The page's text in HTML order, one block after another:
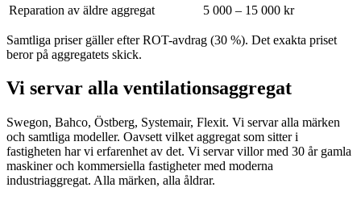
Reparation av äldre aggregat
5 000 – 15 000 kr
Samtliga priser gäller efter ROT-avdrag (30 %). Det exakta priset
beror på aggregatets skick.
Vi servar alla ventilationsaggregat
Swegon, Bahco, Östberg, Systemair, Flexit. Vi servar alla märken
och samtliga modeller. Oavsett vilket aggregat som sitter i
fastigheten har vi erfarenhet av det. Vi servar villor med 30 år gamla
maskiner och kommersiella fastigheter med moderna
industriaggregat. Alla märken, alla åldrar.